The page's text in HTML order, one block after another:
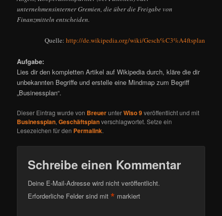
unternehmensinterner Gremien, die über die Freigabe von
Finanzmitteln entscheiden.
Quelle: http://de.wikipedia.org/wiki/Gesch%C3%A4ftsplan
Aufgabe:
Lies dir den kompletten Artikel auf Wikipedia durch, kläre die dir
unbekannten Begriffe und erstelle eine Mindmap zum Begriff
„Businessplan“.
Dieser Eintrag wurde von BreuerunterWiso 9veröffentlicht und mit
Businessplan,Geschäftsplanverschlagwortet. Setze ein
Lesezeichen für den Permalink.
Schreibe einen Kommentar
Deine E-Mail-Adresse wird nicht veröffentlicht.
Erforderliche Felder sind mit* markiert